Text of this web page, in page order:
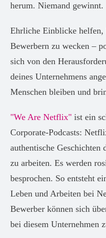
herum. Niemand gewinnt.
Ehrliche Einblicke helfen,
Bewerbern zu wecken –
sich von den
deines Unternehmens
Menschen bleiben und
"We Are Netflix" ist ein
Corporate-Podcasts:
authentische
zu arbeiten. Es werden
besprochen. So entsteht
Leben und Arbeiten bei
Bewerber können sich
bei diesem Unternehmen